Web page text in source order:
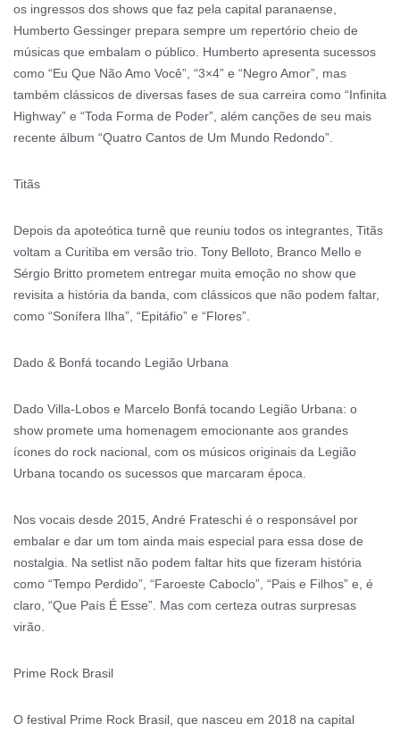
os ingressos dos shows que faz pela capital paranaense,
Humberto Gessinger prepara sempre um repertório cheio de
músicas que embalam o público. Humberto apresenta sucessos
como “Eu Que Não Amo Você”, “3×4” e “Negro Amor”, mas
também clássicos de diversas fases de sua carreira como “Infinita
Highway” e “Toda Forma de Poder”, além canções de seu mais
recente álbum “Quatro Cantos de Um Mundo Redondo”.
Titãs
Depois da apoteótica turnê que reuniu todos os integrantes, Titãs
voltam a Curitiba em versão trio. Tony Belloto, Branco Mello e
Sérgio Britto prometem entregar muita emoção no show que
revisita a história da banda, com clássicos que não podem faltar,
como “Sonífera Ilha”, “Epitáfio” e “Flores”.
Dado & Bonfá tocando Legião Urbana
Dado Villa-Lobos e Marcelo Bonfá tocando Legião Urbana: o
show promete uma homenagem emocionante aos grandes
ícones do rock nacional, com os músicos originais da Legião
Urbana tocando os sucessos que marcaram época.
Nos vocais desde 2015, André Frateschi é o responsável por
embalar e dar um tom ainda mais especial para essa dose de
nostalgia. Na setlist não podem faltar hits que fizeram história
como “Tempo Perdido”, “Faroeste Caboclo”, “Pais e Filhos” e, é
claro, “Que País É Esse”. Mas com certeza outras surpresas
virão.
Prime Rock Brasil
O festival Prime Rock Brasil, que nasceu em 2018 na capital